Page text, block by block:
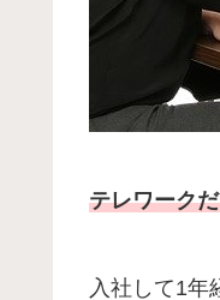
テレワーク
入社して1年